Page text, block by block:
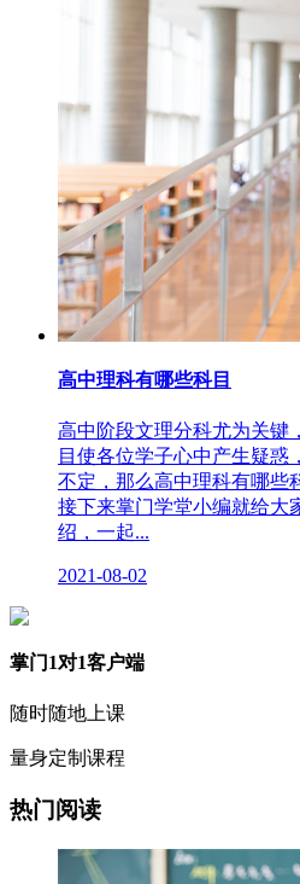
高中理科有哪些科目
高中阶段文理分科尤为关键
目使各位学子心中产生疑惑
不定，那么高中理科有哪些
接下来掌门学堂小编就给大
绍，一起...
2021-08-02
掌门1对1客户端
随时随地上课
量身定制课程
热门阅读